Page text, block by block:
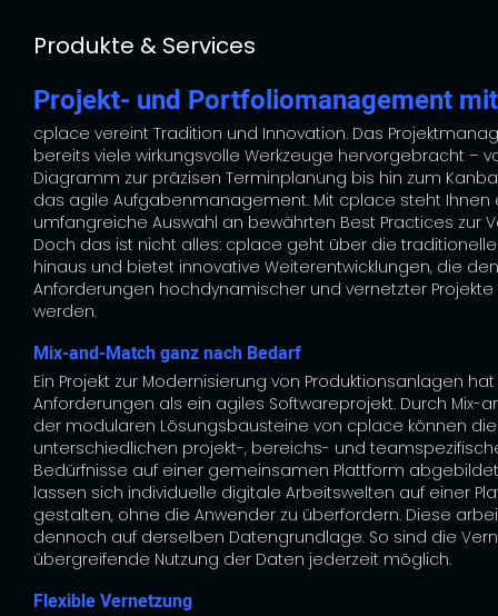
Produkte & Services
Projekt- und Portfoliomanagement
cplace vereint Tradition und Innovation. Das
bereits viele wirkungsvolle Werkzeuge hervorgebracht –
Diagramm zur präzisen Terminplanung bis hin zum
das agile Aufgabenmanagement. Mit cplace steht Ihnen
umfangreiche Auswahl an bewährten Best Practices zur
Doch das ist nicht alles: cplace geht über die
hinaus und bietet innovative Weiterentwicklungen, die
Anforderungen hochdynamischer und vernetzter
werden.
Mix-and-Match ganz nach Bedarf
Ein Projekt zur Modernisierung von Produktionsanlagen
Anforderungen als ein agiles Softwareprojekt. Durch Mix-
der modularen Lösungsbausteine von cplace können
unterschiedlichen projekt-, bereichs- und
Bedürfnisse auf einer gemeinsamen Plattform
lassen sich individuelle digitale Arbeitswelten auf einer
gestalten, ohne die Anwender zu überfordern. Diese
dennoch auf derselben Datengrundlage. So sind die
übergreifende Nutzung der Daten jederzeit möglich.
Flexible Vernetzung